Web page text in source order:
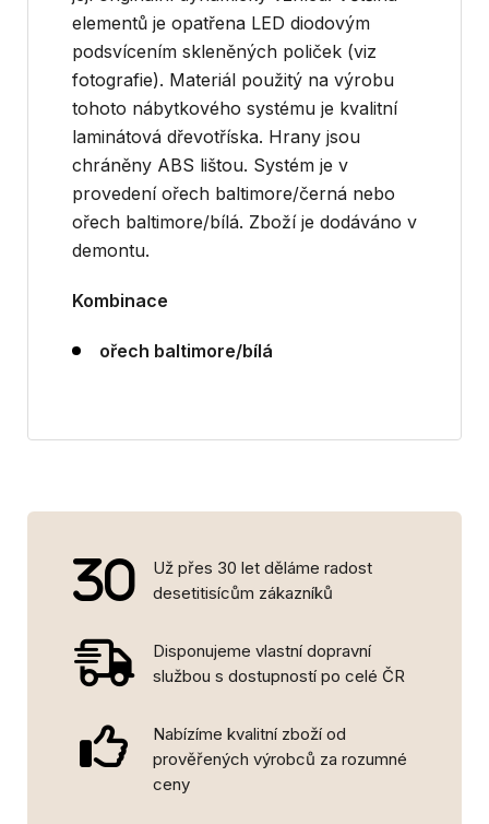
elementů je opatřena LED diodovým
podsvícením skleněných poliček (viz
fotografie). Materiál použitý na výrobu
tohoto nábytkového systému je kvalitní
laminátová dřevotříska. Hrany jsou
chráněny ABS lištou. Systém je v
provedení ořech baltimore/černá nebo
ořech baltimore/bílá. Zboží je dodáváno v
demontu.
Kombinace
ořech baltimore/bílá
Už přes 30 let děláme radost
desetitisícům zákazníků
Disponujeme vlastní dopravní
službou s dostupností po celé ČR
Nabízíme kvalitní zboží od
prověřených výrobců za rozumné
ceny